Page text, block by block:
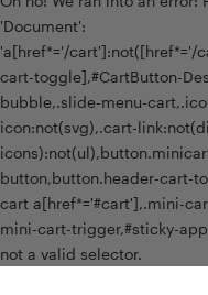
'Document':
'a[href*='/cart']:not([href*='/
cart-toggle],#CartButton-
bubble,.slide-menu-
icon:not(svg),.cart-
button,button.header-cart-
cart a[href*='#cart'],.mini-
mini-cart-trigger,#sticky-
not a valid selector.